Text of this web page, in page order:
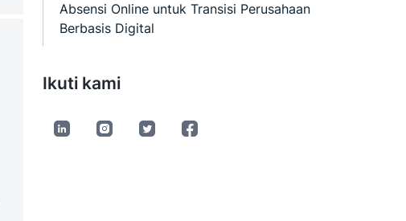
Absensi Online untuk Transisi Perusahaan
Berbasis Digital
Ikuti kami